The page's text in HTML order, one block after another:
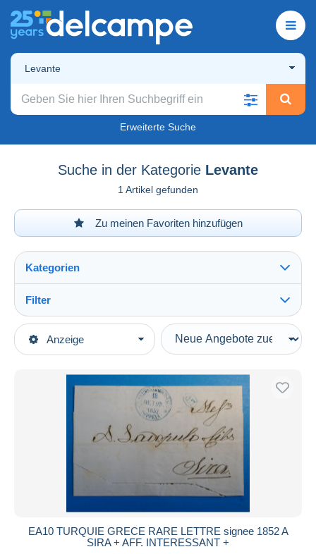
Levante
Erweiterte Suche
Suche in der Kategorie Levante
1 Artikel gefunden
Zu meinen Favoriten hinzufügen
Anzeige
Kategorien
Hauptkategorien
Filter
Art der Verkäufe
Laufende Angebote
Festpreise
Auktionen mit Geboten
Auktionen ohne Gebote
Auktionshäuser
Alle Laufzeiten
EA10 TURQUIE GRECE RARE LETTRE signee 1852 A
SIRA + AFF. INTERESSANT +